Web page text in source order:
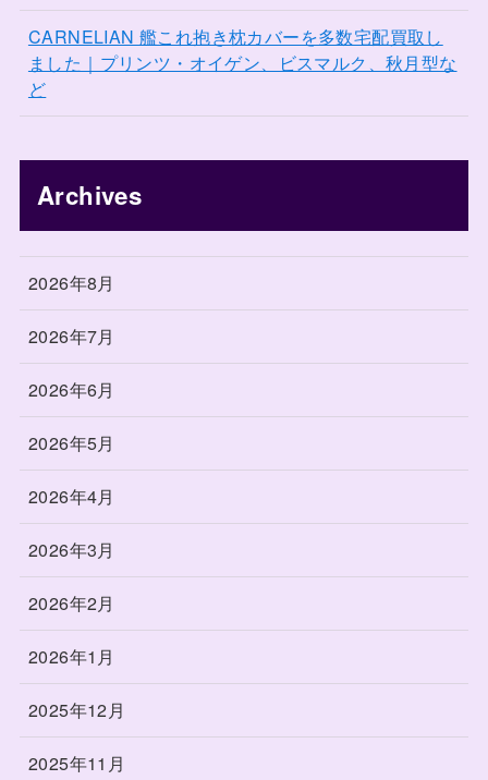
CARNELIAN 艦これ抱き枕カバーを多数宅配買取し
ました｜プリンツ・オイゲン、ビスマルク、秋月型な
ど
Archives
2026年8月
2026年7月
2026年6月
2026年5月
2026年4月
2026年3月
2026年2月
2026年1月
2025年12月
2025年11月